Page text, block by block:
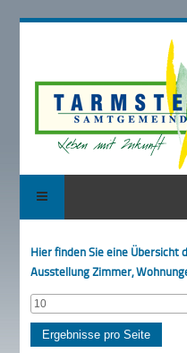
Hier finden Sie eine
Ausstellung Zimmer,
10